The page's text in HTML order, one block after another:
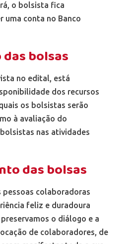
o bolsista fica
uma conta no Banco
bolsas
no edital, está
dos recursos
os bolsistas serão
à avaliação do
nas atividades
das bolsas
pessoas colaboradoras
feliz e duradoura
o diálogo e a
de colaboradores, de